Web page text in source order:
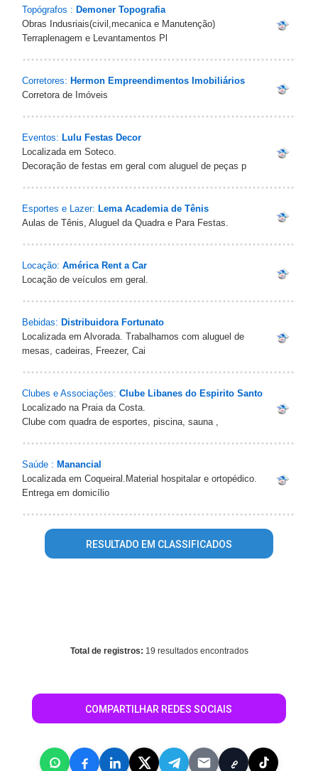
Topógrafos : Demoner Topografia
Obras Indusriais(civil,mecanica e Manutenção)
Terraplenagem e Levantamentos Pl
Corretores: Hermon Empreendimentos Imobiliários
Corretora de Imóveis
Eventos: Lulu Festas Decor
Localizada em Soteco.
Decoração de festas em geral com aluguel de peças p
Esportes e Lazer: Lema Academia de Tênis
Aulas de Tênis, Aluguel da Quadra e Para Festas.
Locação: América Rent a Car
Locação de veículos em geral.
Bebidas: Distribuidora Fortunato
Localizada em Alvorada. Trabalhamos com aluguel de
mesas, cadeiras, Freezer, Cai
Clubes e Associações: Clube Libanes do Espirito Santo
Localizado na Praia da Costa.
Clube com quadra de esportes, piscina, sauna ,
Saúde : Manancial
Localizada em Coqueiral.Material hospitalar e ortopédico.
Entrega em domicílio
RESULTADO EM CLASSIFICADOS
Total de registros: 19 resultados encontrados
COMPARTILHAR REDES SOCIAIS